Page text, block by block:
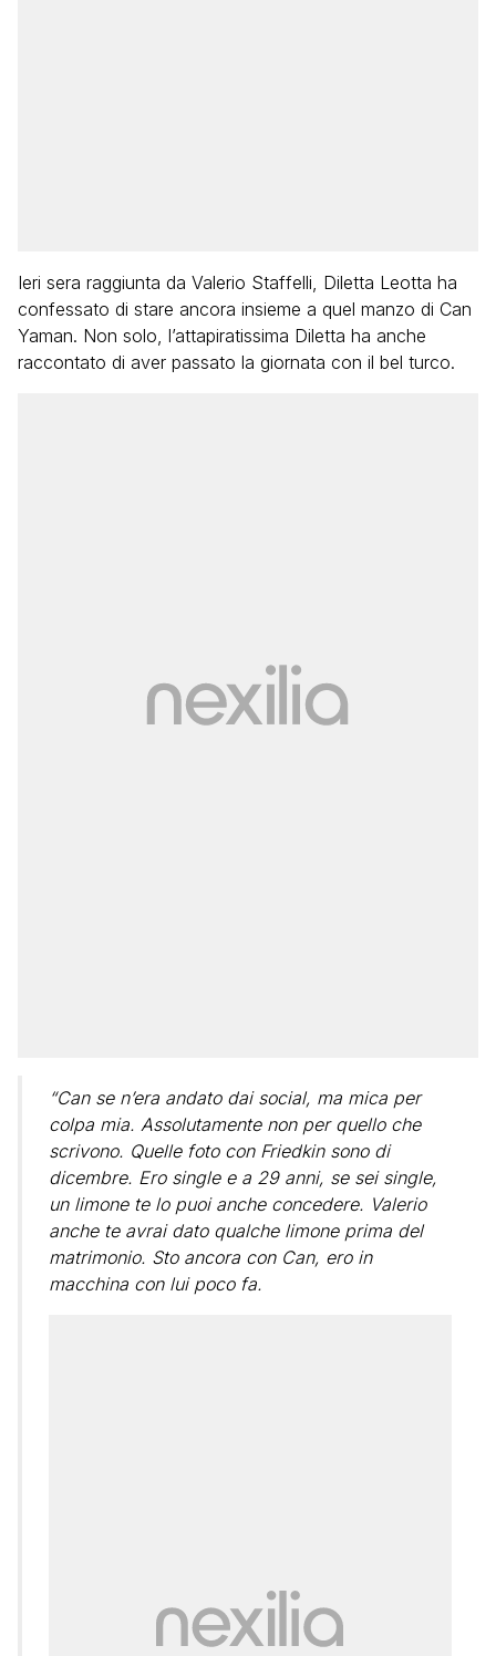
Ieri sera raggiunta da Valerio Staffelli, Diletta Leotta ha
confessato di stare ancora insieme a quel manzo di Can
Yaman. Non solo, l’attapiratissima Diletta ha anche
raccontato di aver passato la giornata con il bel turco.
“Can se n’era andato dai social, ma mica per
colpa mia. Assolutamente non per quello che
scrivono. Quelle foto con Friedkin sono di
dicembre. Ero single e a 29 anni, se sei single,
un limone te lo puoi anche concedere. Valerio
anche te avrai dato qualche limone prima del
matrimonio. Sto ancora con Can, ero in
macchina con lui poco fa.